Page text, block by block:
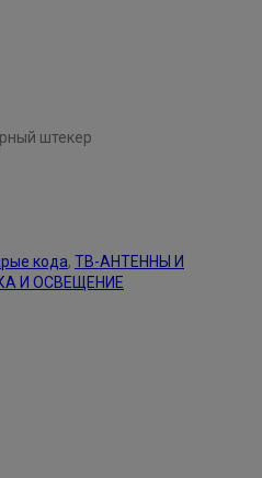
штекер
кода, ТВ-АНТЕННЫ И
И ОСВЕЩЕНИЕ